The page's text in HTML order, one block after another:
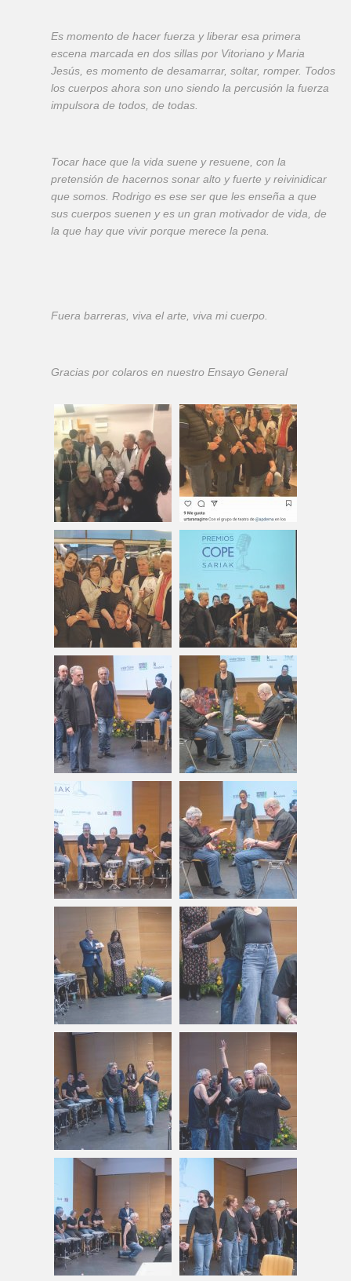
Es momento de hacer fuerza y liberar esa primera
escena marcada en dos sillas por Vitoriano y Maria
Jesús, es momento de desamarrar, soltar, romper. Todos
los cuerpos ahora son uno siendo la percusión la fuerza
impulsora de todos, de todas.
Tocar hace que la vida suene y resuene, con la
pretensión de hacernos sonar alto y fuerte y reivinidicar
que somos. Rodrigo es ese ser que les enseña a que
sus cuerpos suenen y es un gran motivador de vida, de
la que hay que vivir porque merece la pena.
Fuera barreras, viva el arte, viva mi cuerpo.
Gracias por colaros en nuestro Ensayo General